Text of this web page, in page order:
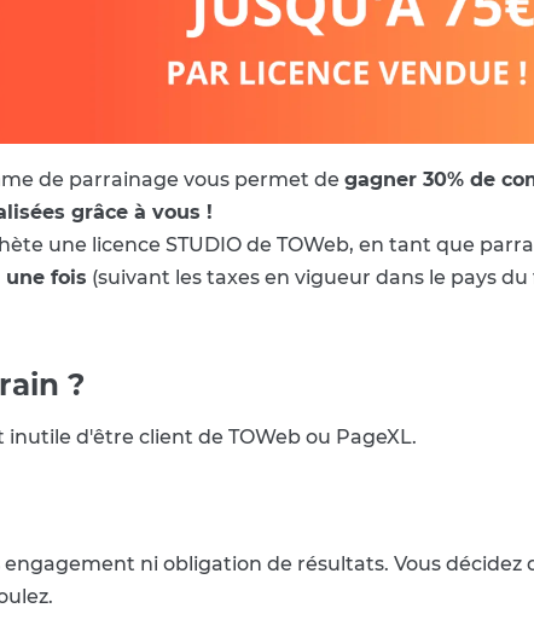
de parrainage vous permet de gagner 30% de
grâce à vous !
une licence STUDIO de TOWeb, en tant que
une fois (suivant les taxes en vigueur dans le pays
?
d'être client de TOWeb ou PageXL.
ni obligation de résultats. Vous décidez